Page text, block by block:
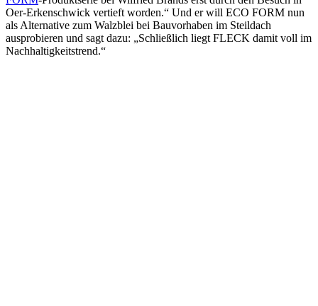
Oer-Erkenschwick vertieft worden.“ Und er will ECO FORM nun
als Alternative zum Walzblei bei Bauvorhaben im Steildach
ausprobieren und sagt dazu: „Schließlich liegt FLECK damit voll im
Nachhaltigkeitstrend.“